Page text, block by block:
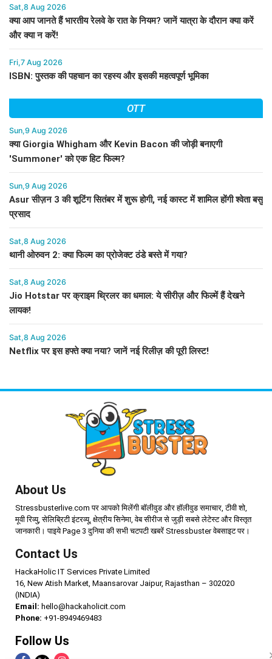
Sat,8 Aug 2026
क्या आप जानते हैं भारतीय रेलवे के रात के नियम? जानें यात्रा के दौरान क्या करें
और क्या न करें!
Fri,7 Aug 2026
ISBN: पुस्तक की पहचान का रहस्य और इसकी महत्वपूर्ण भूमिका
OTT
Sun,9 Aug 2026
क्या Giorgia Whigham और Kevin Bacon की जोड़ी बनाएगी
'Summoner' को एक हिट फिल्म?
Sun,9 Aug 2026
Asur सीज़न 3 की शूटिंग सितंबर में शुरू होगी, नई कास्ट में शामिल होंगी श्वेता बसु
प्रसाद
Sat,8 Aug 2026
थानी ओरुवन 2: क्या फिल्म का प्रोजेक्ट ठंडे बस्ते में गया?
Sat,8 Aug 2026
Jio Hotstar पर क्राइम थ्रिलर का धमाल: ये सीरीज़ और फिल्में हैं देखने
लायक!
Sat,8 Aug 2026
Netflix पर इस हफ्ते क्या नया? जानें नई रिलीज़ की पूरी लिस्ट!
About Us
Stressbusterlive.com पर आपको मिलेंगी बॉलीवुड और हॉलीवुड समाचार, टीवी शो,
मूवी रिव्यु, सेलिब्रिटी इंटरव्यू, क्षेत्रीय सिनेमा, वेब सीरीज से जुड़ी सबसे लेटेस्ट और विस्तृत
जानकारी। पाइये Page 3 दुनिया की सभी चटपटी खबरें Stressbuster वेबसाइट पर।
Contact Us
HackaHolic IT Services Private Limited
16, New Atish Market, Maansarovar Jaipur, Rajasthan – 302020
(INDIA)
Email: hello@hackaholicit.com
Phone: +91-8949469483
Follow Us